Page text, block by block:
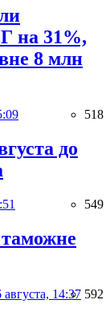
на 31%,
8 млн
518
до
549
августа, 14:37 592